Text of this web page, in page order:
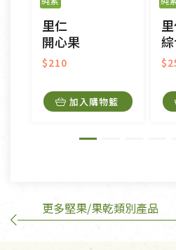
CD、VCD、DVD、電腦軟體
接受原片換新。
衣飾鞋類-如T恤，如於送達後
美容保養用品、內衣褲、襪
內衣褲、襪子、口罩個人衛生
外,依據《通訊交易解除權合
訂購手抄稿退貨需知：
里仁
開心果
$210
加入購物籃
更多堅果/果乾類別產品